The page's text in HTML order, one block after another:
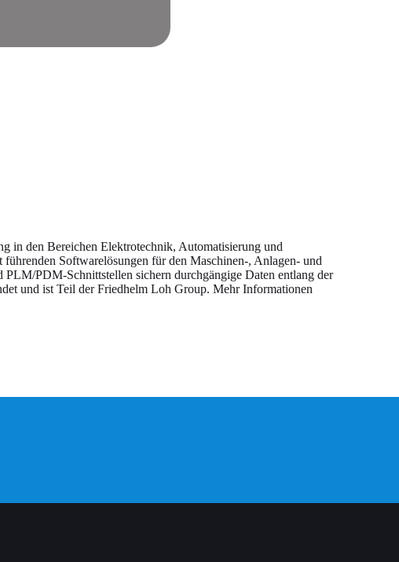
in den Bereichen Elektrotechnik, Automatisierung und
Softwarelösungen für den Maschinen-, Anlagen- und
PDM-Schnittstellen sichern durchgängige Daten entlang der
und ist Teil der Friedhelm Loh Group. Mehr Informationen